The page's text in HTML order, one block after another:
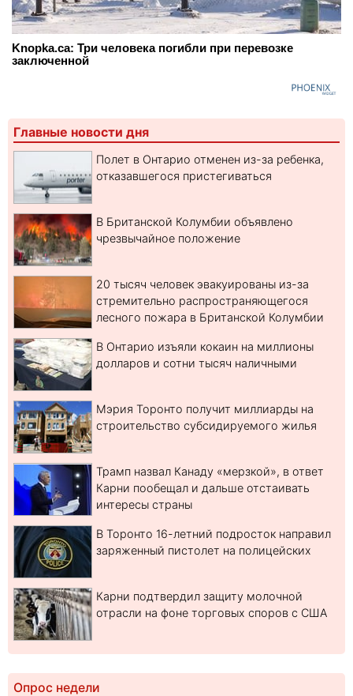
Knopka.ca: Три человека погибли при перевозке
заключенной
Главные новости дня
Полет в Онтарио отменен из-за ребенка,
отказавшегося пристегиваться
В Британской Колумбии объявлено
чрезвычайное положение
20 тысяч человек эвакуированы из-за
стремительно распространяющегося
лесного пожара в Британской Колумбии
В Онтарио изъяли кокаин на миллионы
долларов и сотни тысяч наличными
Мэрия Торонто получит миллиарды на
строительство субсидируемого жилья
Трамп назвал Канаду «мерзкой», в ответ
Карни пообещал и дальше отстаивать
интересы страны
В Торонто 16-летний подросток направил
заряженный пистолет на полицейских
Карни подтвердил защиту молочной
отрасли на фоне торговых споров с США
Опрос недели